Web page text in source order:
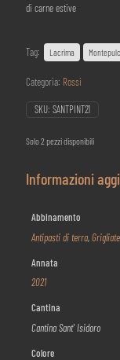
di carne estive
Tag: Lacrima
Categoria: Rossi
SKU: SANTPINT21
Solo 2 pezzi disponibili
Informazioni
Abbinamento
Antipasti di terra,
Annata
2021
Cantina
Cantina Sant' Isidoro
Colore